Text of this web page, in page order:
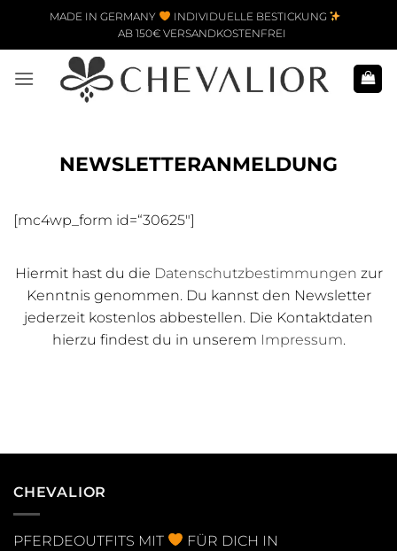
Zum Inhalt springen
MADE IN GERMANY
INDIVIDUELLE BESTICKUNG
AB 150€ VERSANDKOSTENFREI
NEWSLETTERANMELDUNG
[mc4wp_form id=“30625″]
Hiermit hast du die Datenschutzbestimmungen zur
Kenntnis genommen. Du kannst den Newsletter
jederzeit kostenlos abbestellen. Die Kontaktdaten
hierzu findest du in unserem Impressum.
CHEVALIOR
PFERDEOUTFITS MIT
FÜR DICH IN